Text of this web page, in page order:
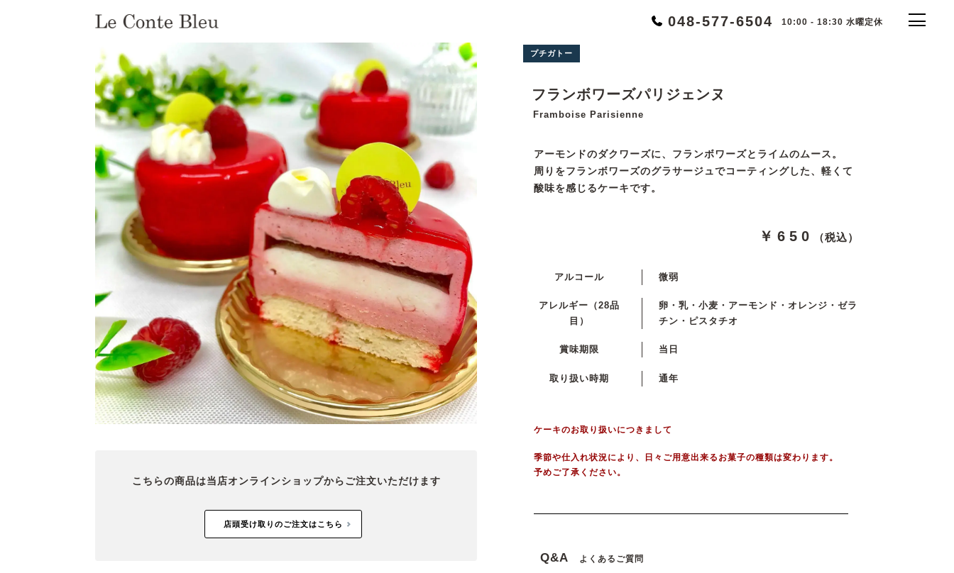
048-577-6504 10:00 - 18:30 水曜定休
こちらの商品は当店オンラインショップから ご注文いただけます
店頭受け取りのご注文はこちら
プチガトー
フランボワーズパリジェンヌ
Framboise Parisienne
アーモンドのダクワーズに、フランボワーズとライムのムース。
周りをフランボワーズのグラサージュでコーティングした、軽くて
酸味を感じるケーキです。
￥650 （税込）
アルコール 微弱
アレルギー （28品
目）
卵・乳・小麦・アーモンド・オレンジ・ゼラ
チン・ピスタチオ
賞味期限 当日
取り扱い時期 通年
ケーキのお取り扱いにつきまして
季節や仕入れ状況により、日々ご用意出来るお菓子の種類は変わります。
予めご了承ください。
Q&A よくあるご質問